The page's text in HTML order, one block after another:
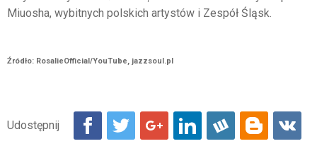
Miuosha, wybitnych polskich artystów i Zespół Śląsk.
Źródło: RosalieOfficial/YouTube, jazzsoul.pl